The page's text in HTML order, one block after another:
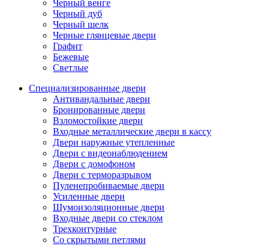
Черный венге
Черный дуб
Черный шелк
Черные глянцевые двери
Графит
Бежевые
Светлые
Специализированные двери
Антивандальные двери
Бронированные двери
Взломостойкие двери
Входные металлические двери в кассу
Двери наружные утепленные
Двери с видеонаблюдением
Двери с домофоном
Двери с терморазрывом
Пуленепробиваемые двери
Усиленные двери
Шумоизоляционные двери
Входные двери со стеклом
Трехконтурные
Со скрытыми петлями